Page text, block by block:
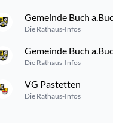
Gemeinde Buch
Die Rathaus-Infos
Gemeinde Buch
Die Rathaus-Infos
VG Pastetten
Die Rathaus-Infos